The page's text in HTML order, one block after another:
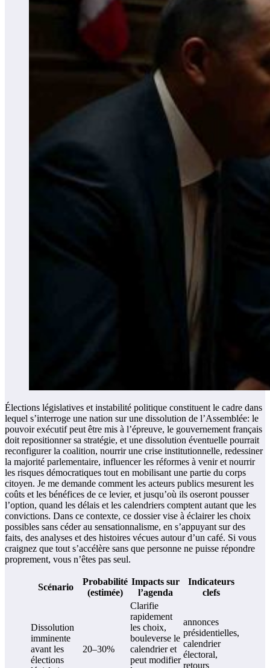
Élections législatives et instabilité politique constituent le cadre dans
lequel s’interroge une nation sur une dissolution de l’Assemblée: le
pouvoir exécutif peut être mis à l’épreuve, le gouvernement français
doit repositionner sa stratégie, et une dissolution éventuelle pourrait
reconfigurer la coalition, nourrir une crise institutionnelle, redessiner
la majorité parlementaire, influencer les réformes à venir et nourrir
les risques démocratiques tout en mobilisant une partie du corps
citoyen. Je me demande comment les acteurs publics mesurent les
coûts et les bénéfices de ce levier, et jusqu’où ils oseront pousser
l’option, quand les délais et les calendriers comptent autant que les
convictions. Dans ce contexte, ce dossier vise à éclairer les choix
possibles sans céder au sensationnalisme, en s’appuyant sur des
faits, des analyses et des histoires vécues autour d’un café. Si vous
craignez que tout s’accélère sans que personne ne puisse répondre
proprement, vous n’êtes pas seul.
Scénario
Probabilité
(estimée)
Impacts sur
l’agenda
Indicateurs
clefs
Dissolution
imminente
avant les
élections
20–30%
Clarifie
rapidement
les choix,
bouleverse le
calendrier et
peut modifier
annonces
présidentielles,
calendrier
électoral,
retours